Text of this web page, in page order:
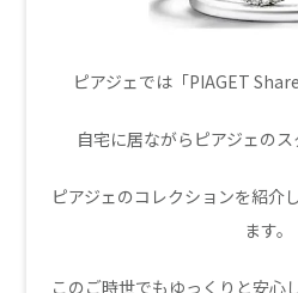
ピアジェでは「PIAGET
自宅に居ながらピアジェの
ピアジェのコレクションを紹介
ます。
このご時世でもゆっくりと安心